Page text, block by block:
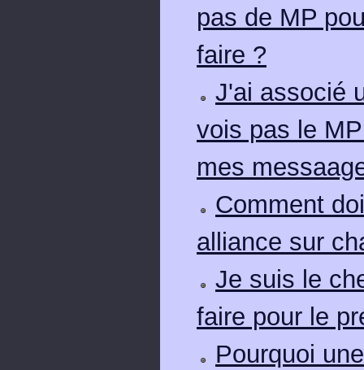
pas de MP
faire ?
J'ai associé
vois pas le
mes
Comment
alliance sur
Je suis le
faire pour le
Pourquoi